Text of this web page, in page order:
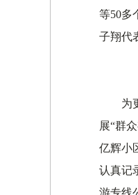
等50多
子翔代
为
展“群
亿辉小
认真记